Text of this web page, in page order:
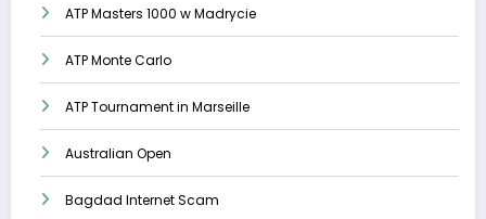
ATP Masters 1000 w Madrycie
ATP Monte Carlo
ATP Tournament in Marseille
Australian Open
Bagdad Internet Scam